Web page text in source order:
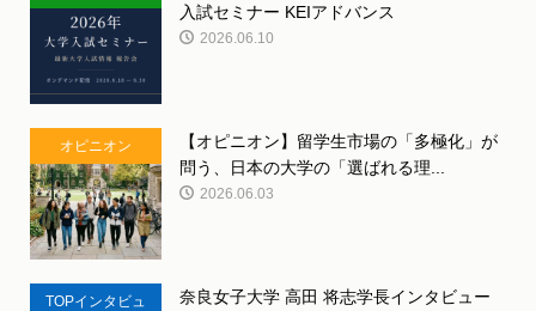
ント
入試セミナー KEIアドバンス
2026.06.10
オピニオン
【オピニオン】留学生市場の「多極化」が
問う、日本の大学の「選ばれる理...
2026.06.03
TOPインタビュ
奈良女子大学 高田 将志学長インタビュー